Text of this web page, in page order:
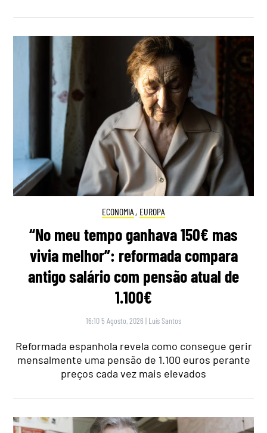
ECONOMIA , EUROPA
“No meu tempo ganhava 150€ mas
vivia melhor”: reformada compara
antigo salário com pensão atual de
1.100€
16:10 5 Agosto, 2026 | Luís Santos
Reformada espanhola revela como consegue gerir
mensalmente uma pensão de 1.100 euros perante
preços cada vez mais elevados